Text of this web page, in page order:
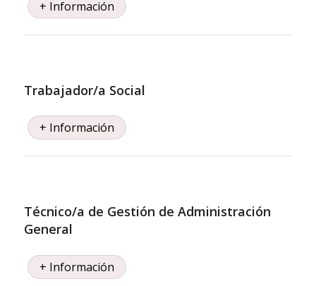
+ Información
Trabajador/a Social
+ Información
Técnico/a de Gestión de Administración
General
+ Información